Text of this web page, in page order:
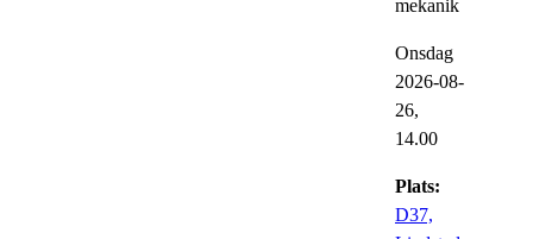
mekanik
Onsdag
2026-08-
26,
14.00
Plats:
D37,